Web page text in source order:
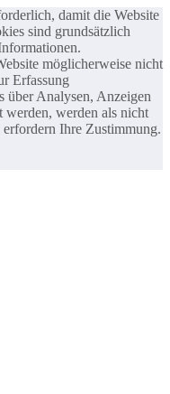
damit die Website
sind grundsätzlich
möglicherweise nicht
Erfassung
über Analysen, Anzeigen
werden, werden als nicht
Ihre Zustimmung.